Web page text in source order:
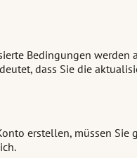
Bedingungen
dass Sie die
erstellen, müssen